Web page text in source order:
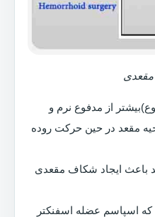
مقعدی
از مدفوع نرم و
مقعد در حین حرکت روده
باعث ایجاد شکاف مقعدی
اسپاسم عضله اسفنکتر